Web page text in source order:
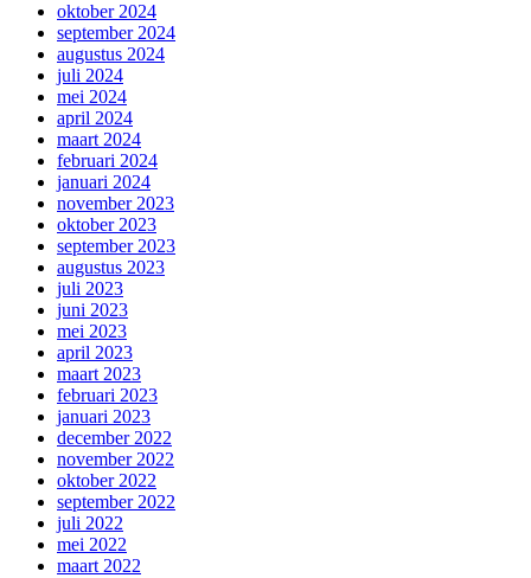
oktober 2024
september 2024
augustus 2024
juli 2024
mei 2024
april 2024
maart 2024
februari 2024
januari 2024
november 2023
oktober 2023
september 2023
augustus 2023
juli 2023
juni 2023
mei 2023
april 2023
maart 2023
februari 2023
januari 2023
december 2022
november 2022
oktober 2022
september 2022
juli 2022
mei 2022
maart 2022